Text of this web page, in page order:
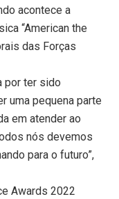
acontece a
“American the
das Forças
por ter sido
uma pequena parte
em atender ao
nós devemos
para o futuro”,
Awards 2022